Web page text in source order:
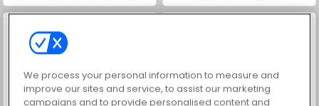
We process your personal information to measure and
improve our sites and service, to assist our marketing
campaigns and to provide personalised content and